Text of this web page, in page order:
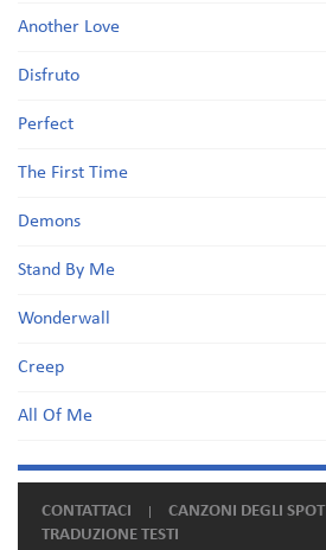
Another Love
Disfruto
Perfect
The First Time
Demons
Stand By Me
Wonderwall
Creep
All Of Me
CONTATTACI
CANZONI DEGLI SPOT
TRADUZIONE TESTI